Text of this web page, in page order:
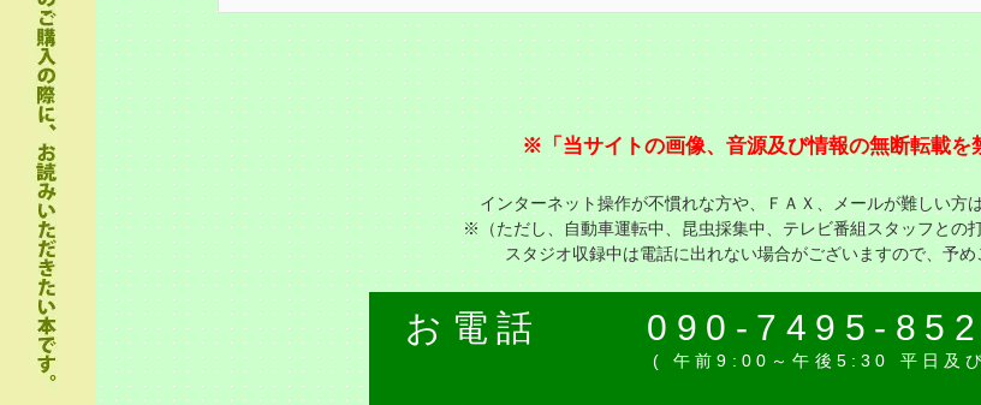
※「当サイトの画像、音源及び情報の無断転載を
インターネット操作が不慣れな方や、ＦＡＸ、メールが難しい方
※（ただし、自動車運転中、昆虫採集中、テレビ番組スタッフとの
スタジオ収録中は電話に出れない場合がございますので、予め
お電話 090-7495-
( 午前9:00～午後5:30 平日及び